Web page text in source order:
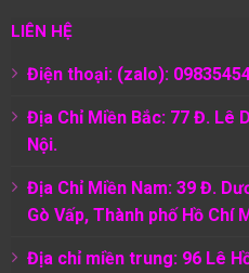
LIÊN HỆ
Điện thoại: (zalo):
Địa Chỉ Miền Bắc: 77 Đ. Lê
Nội.
Địa Chỉ Miền Nam: 39 Đ.
Gò Vấp, Thành phố Hồ Chí
Địa chỉ miền trung: 96 Lê